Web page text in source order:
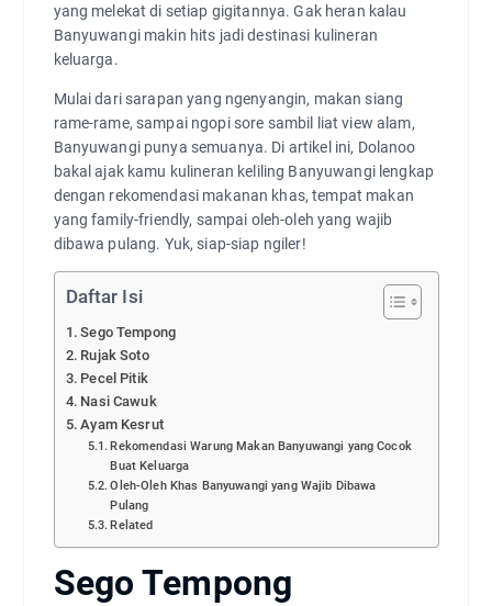
yang melekat di setiap gigitannya. Gak heran kalau
Banyuwangi makin hits jadi destinasi kulineran
keluarga.
Mulai dari sarapan yang ngenyangin, makan siang
rame-rame, sampai ngopi sore sambil liat view alam,
Banyuwangi punya semuanya. Di artikel ini, Dolanoo
bakal ajak kamu kulineran keliling Banyuwangi lengkap
dengan rekomendasi makanan khas, tempat makan
yang family-friendly, sampai oleh-oleh yang wajib
dibawa pulang. Yuk, siap-siap ngiler!
Daftar Isi
Sego Tempong
Rujak Soto
Pecel Pitik
Nasi Cawuk
Ayam Kesrut
Rekomendasi Warung Makan Banyuwangi yang Cocok
Buat Keluarga
Oleh-Oleh Khas Banyuwangi yang Wajib Dibawa
Pulang
Related
Sego Tempong